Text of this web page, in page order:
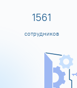
1600
сотрудников